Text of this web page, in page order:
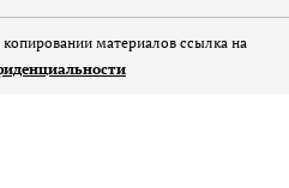
материалов ссылка на